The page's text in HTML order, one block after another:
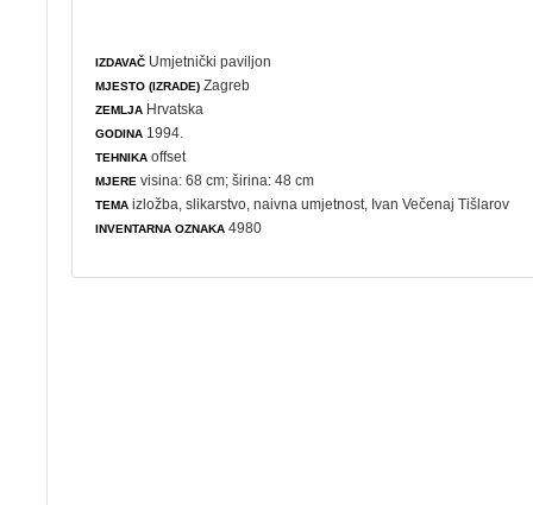
IZDAVAČ Umjetnički paviljon
MJESTO (IZRADE) Zagreb
ZEMLJA Hrvatska
GODINA 1994.
TEHNIKA offset
MJERE visina: 68 cm; širina: 48 cm
TEMA izložba ,slikarstvo ,naivna umjetnost , Ivan Večenaj Tišlarov
INVENTARNA OZNAKA 4980